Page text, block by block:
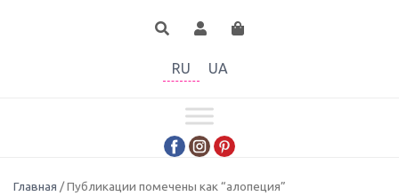
RU UA
Главная / Публикации помечены как “алопеция”